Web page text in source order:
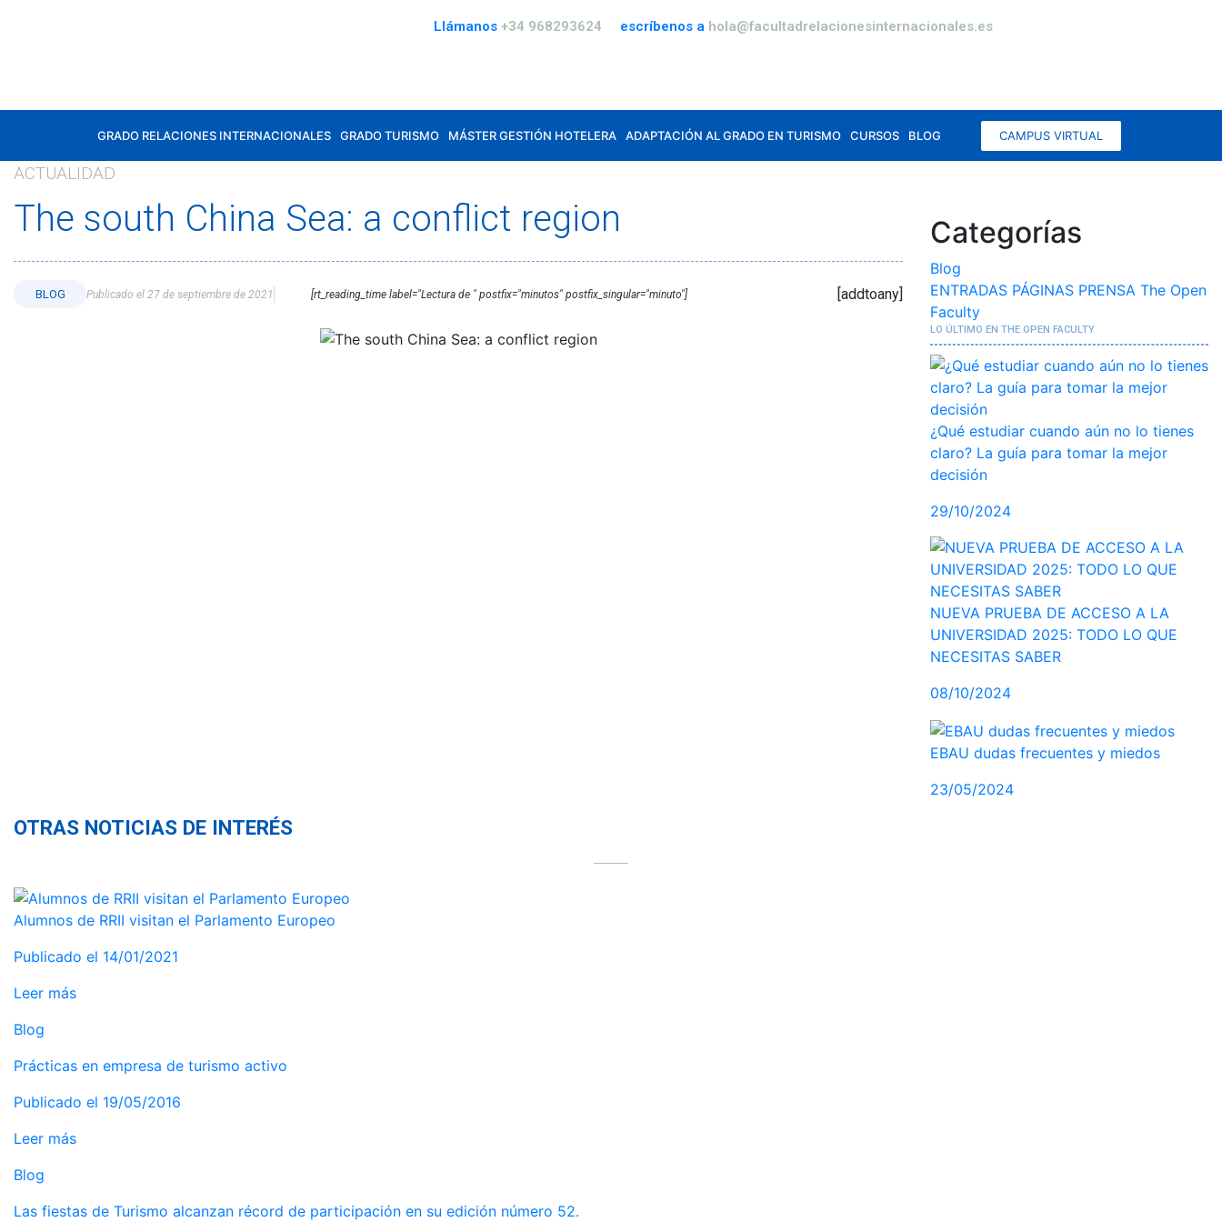
Llámanos +34 968293624 escríbenos a hola@facultadrelacionesinternacionales.es
GRADO RELACIONES INTERNACIONALES GRADO TURISMO MÁSTER GESTIÓN HOTELERA ADAPTACIÓN AL GRADO EN TURISMO CURSOS BLOG CAMPUS VIRTUAL
ACTUALIDAD
The south China Sea: a conflict region
BLOG Publicado el 27 de septiembre de 2021 [rt_reading_time label="Lectura de " postfix="minutos" postfix_singular="minuto"] [addtoany]
Categorías
Blog
ENTRADAS PÁGINAS PRENSA The Open
Faculty
LO ÚLTIMO EN THE OPEN FACULTY
¿Qué estudiar cuando aún no lo tienes
claro? La guía para tomar la mejor
decisión
29/10/2024
NUEVA PRUEBA DE ACCESO A LA
UNIVERSIDAD 2025: TODO LO QUE
NECESITAS SABER
08/10/2024
EBAU dudas frecuentes y miedos
23/05/2024
OTRAS NOTICIAS DE INTERÉS
Alumnos de RRII visitan el Parlamento Europeo
Publicado el 14/01/2021
Leer más
Blog
Prácticas en empresa de turismo activo
Publicado el 19/05/2016
Leer más
Blog
Las fiestas de Turismo alcanzan récord de participación en su edición número 52.